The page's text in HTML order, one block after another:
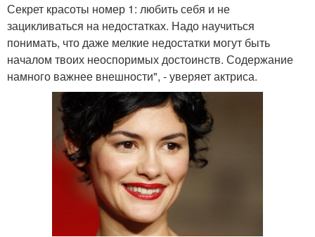
Секрет красоты номер 1: любить себя и не
зацикливаться на недостатках. Надо научиться
понимать, что даже мелкие недостатки могут быть
началом твоих неоспоримых достоинств. Содержание
намного важнее внешности", - уверяет актриса.